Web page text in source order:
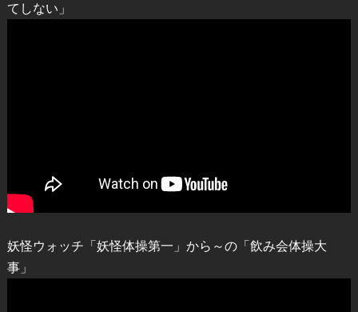
てしない」
妖怪ウォッチ「妖怪体操第一」から～の「飲み会体操大
事」